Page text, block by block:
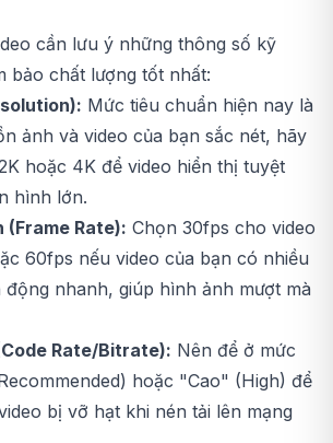
cần lưu ý những thông số kỹ
bảo chất lượng tốt nhất:
Mức tiêu chuẩn hiện nay là
ảnh và video của bạn sắc nét, hãy
hoặc 4K để video hiển thị tuyệt
hình lớn.
(Frame Rate): Chọn 30fps cho video
60fps nếu video của bạn có nhiều
nhanh, giúp hình ảnh mượt mà
Rate/Bitrate): Nên để ở mức
hoặc "Cao" (High) để
bị vỡ hạt khi nén tải lên mạng